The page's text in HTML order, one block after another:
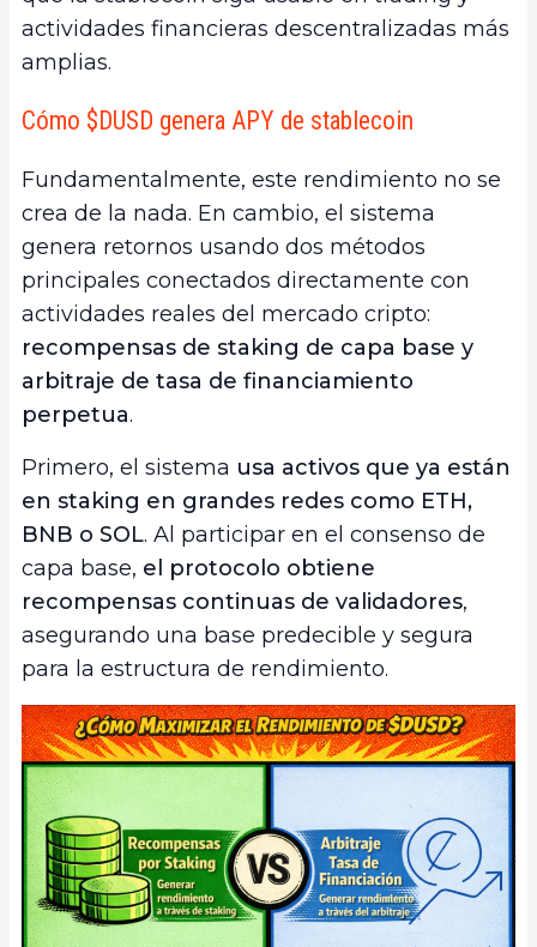
actividades financieras descentralizadas más
amplias.
Cómo $DUSD genera APY de stablecoin
Fundamentalmente, este rendimiento no se
crea de la nada. En cambio, el sistema
genera retornos usando dos métodos
principales conectados directamente con
actividades reales del mercado cripto:
recompensas de staking de capa base y
arbitraje de tasa de financiamiento
perpetua.
Primero, el sistema usa activos que ya están
en staking en grandes redes como ETH,
BNB o SOL. Al participar en el consenso de
capa base, el protocolo obtiene
recompensas continuas de validadores,
asegurando una base predecible y segura
para la estructura de rendimiento.